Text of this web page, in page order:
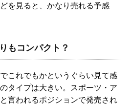
を見ると、かなり売れる予感
もコンパクト？
これでもかというぐらい見て感
タイプは大きい。スポーツ・ア
言われるポジションで発売され